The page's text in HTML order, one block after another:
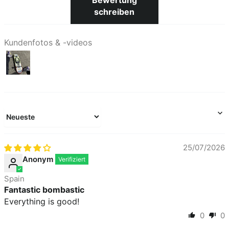
Kwaliteitsvolle lijm zorgt ervoor dat deze minder
snel pelt bij koude of hitte
Graphics zitten diep vervat in de griptape
Slow Life Snail
Collectie
schreiben
Kundenfotos & -videos
25/07/2026
Anonym
Spain
Fantastic bombastic
Everything is good!
0 0